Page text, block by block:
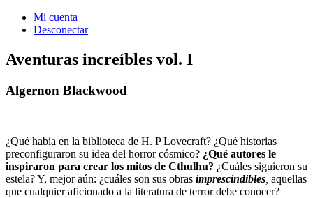
Mi cuenta
Desconectar
Aventuras increíbles vol. I
Algernon Blackwood
¿Qué había en la biblioteca de H. P Lovecraft? ¿Qué historias
preconfiguraron su idea del horror cósmico? ¿Qué autores le
inspiraron para crear los mitos de Cthulhu? ¿Cuáles siguieron su
estela? Y, mejor aún: ¿cuáles son sus obras imprescindibles aquellas
que cualquier aficionado a la literatura de terror debe conocer?